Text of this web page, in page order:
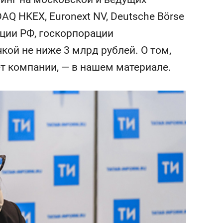
HKEX, Euronext NV, Deutsche Börse
РФ, госкорпорации
не ниже 3 млрд рублей. О том,
компании, — в нашем материале.
для меня это